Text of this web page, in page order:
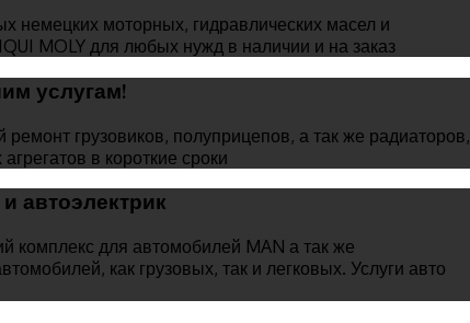
немецких моторных, гидравлических масел и
MOLY для любых нужд в наличии и на заказ
услугам!
грузовиков, полуприцепов, а так же радиаторов,
в короткие сроки
автоэлектрик
комплекс для автомобилей MAN а так же
как грузовых, так и легковых. Услуги авто